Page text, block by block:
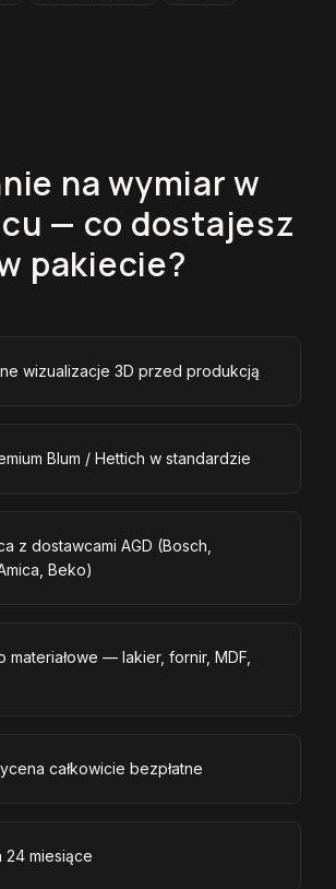
na wymiar w
— co dostajesz
pakiecie?
wizualizacje 3D przed produkcją
Blum / Hettich w standardzie
z dostawcami AGD (Bosch,
Beko)
materiałowe — lakier, fornir, MDF,
całkowicie bezpłatne
24 miesiące